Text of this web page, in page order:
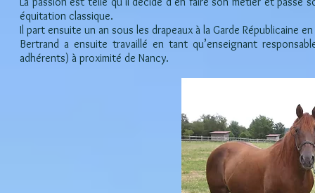
équitation classique.
Il part ensuite un an sous les drapeaux à la Garde Républicaine
Bertrand a ensuite travaillé en tant qu’enseignant
adhérents) à proximité de Nancy.